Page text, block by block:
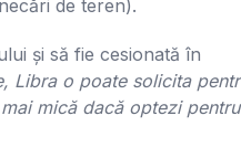
de teren).
și să fie cesionată în
Libra o poate solicita
mică dacă optezi pentru